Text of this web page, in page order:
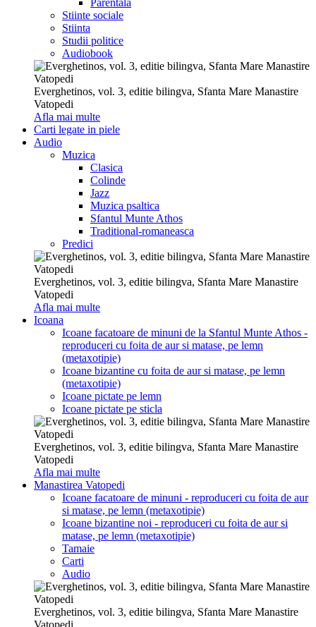
Stiinte sociale
Stiinta
Studii politice
Audiobook
Everghetinos, vol. 3, editie bilingva, Sfanta Mare Manastire
Vatopedi
Afla mai multe
Carti legate in piele
Audio
Muzica
Clasica
Colinde
Jazz
Muzica psaltica
Sfantul Munte Athos
Traditional-romaneasca
Predici
Everghetinos, vol. 3, editie bilingva, Sfanta Mare Manastire
Vatopedi
Afla mai multe
Icoana
Icoane facatoare de minuni de la Sfantul Munte Athos -
reproduceri cu foita de aur si matase, pe lemn
(metaxotipie)
Icoane bizantine cu foita de aur si matase, pe lemn
(metaxotipie)
Icoane pictate pe lemn
Icoane pictate pe sticla
Everghetinos, vol. 3, editie bilingva, Sfanta Mare Manastire
Vatopedi
Afla mai multe
Manastirea Vatopedi
Icoane facatoare de minuni - reproduceri cu foita de aur
si matase, pe lemn (metaxotipie)
Icoane bizantine noi - reproduceri cu foita de aur si
matase, pe lemn (metaxotipie)
Tamaie
Carti
Audio
Everghetinos, vol. 3, editie bilingva, Sfanta Mare Manastire
Vatopedi